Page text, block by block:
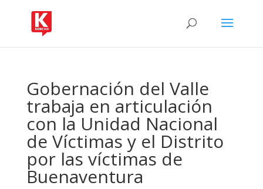
Gobernación del Valle
trabaja en articulación
con la Unidad Nacional
de Víctimas y el Distrito
por las víctimas de
Buenaventura